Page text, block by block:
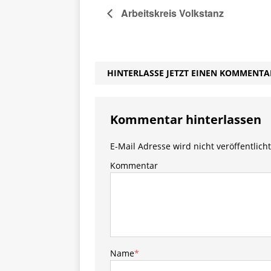
Arbeitskreis Volkstanz
HINTERLASSE JETZT EINEN
Kommentar hinterlassen
E-Mail Adresse wird nicht
Kommentar
Name*